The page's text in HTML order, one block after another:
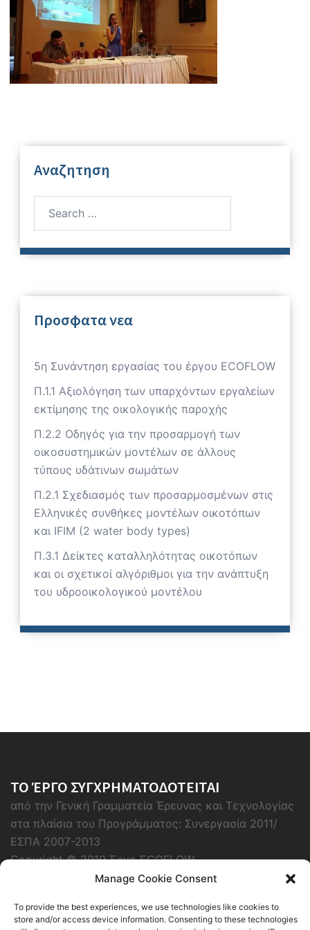
Manage Cookie Consent
To provide the best experiences, we use technologies like cookies to
store and/or access device information. Consenting to these technologies
Αναζητηση
Προσφατα νεα
5η Συνάντηση εργασίας του έργου ECOFLOW
Π.1.1 Αξιολόγηση των υπαρχόντων εργαλείων
εκτίμησης της οικολογικής παροχής
Π.2.2 Οδηγός για την προσαρμογή των
οικοσυστημικών μοντέλων σε άλλους
τύπους υδάτινων σωμάτων
Π.2.1 Σχεδιασμός των προσαρμοσμένων στις
Ελληνικές συνθήκες μοντέλων οικοτόπων
και IFIM (2 water body types)
Π.3.1 Δείκτες καταλληλότητας οικοτόπων
και οι σχετικοί αλγόριθμοι για την ανάπτυξη
του υδροοικολογικού μοντέλου
ΤΟ ΈΡΓΟ ΣΥΓΧΡΗΜΑΤΟΔΟΤΕΙΤΑΙ
από την Γενική Γραμματεία Έρευνας και Τεχνολογίας
στα πλαίσια του Προγράμματος: Συνεργασία 2011/
ΕΣΠΑ 2007-2013
Copyright © 2019 Έργο ECOFLOW